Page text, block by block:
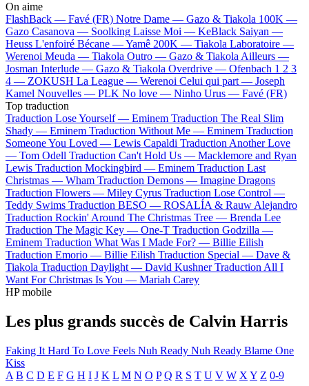
On aime
FlashBack — Favé (FR) Notre Dame — Gazo & Tiakola 100K —
Gazo Casanova — Soolking Laisse Moi — KeBlack Saiyan —
Heuss L'enfoiré Bécane —Yamê 200K — Tiakola Laboratoire —
Werenoi Meuda — Tiakola Outro — Gazo & TiakolaAilleurs —
Josman Interlude — Gazo & Tiakola Overdrive — Ofenbach 1 2 3
4 — ZOKUSH La League — Werenoi Celui qui part — Joseph
Kamel Nouvelles — PLK No love — Ninho Urus — Favé (FR)
Top traduction
Traduction Lose Yourself — Eminem Traduction The Real Slim
Shady — Eminem Traduction Without Me — Eminem Traduction
Someone You Loved — Lewis Capaldi Traduction Another Love
— Tom Odell Traduction Can't Hold Us — Macklemore and Ryan
Lewis Traduction Mockingbird — Eminem Traduction Last
Christmas — Wham Traduction Demons — Imagine Dragons
Traduction Flowers — Miley Cyrus Traduction Lose Control —
Teddy Swims Traduction BESO — ROSALÍA & Rauw Alejandro
Traduction Rockin' Around The Christmas Tree — Brenda Lee
Traduction The Magic Key — One-T Traduction Godzilla —
Eminem Traduction What Was I Made For? — Billie Eilish
Traduction Emorio — Billie Eilish Traduction Special — Dave &
Tiakola Traduction Daylight — David Kushner Traduction All I
Want For Christmas Is You — Mariah Carey
HP mobile
Les plus grands succès de Calvin Harris
Faking It Hard To Love Feels Nuh Ready Nuh Ready Blame One
Kiss
A B C D E F G H I J K L M N O P Q R S T U V W X Y Z 0-9